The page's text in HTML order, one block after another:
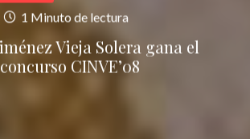
1 Minuto de lectura
Vieja Solera gana el
concurso CINVE’08